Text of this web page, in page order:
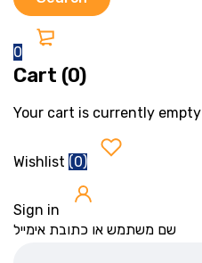
0
Cart (0)
Your cart is currently empty
(0)
שם משתמש או כתובת אימייל